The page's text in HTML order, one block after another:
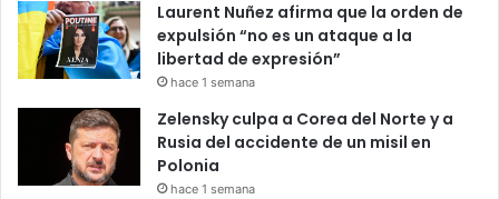
Laurent Nuñez afirma que la orden de
expulsión “no es un ataque a la
libertad de expresión”
hace 1 semana
Zelensky culpa a Corea del Norte y a
Rusia del accidente de un misil en
Polonia
hace 1 semana